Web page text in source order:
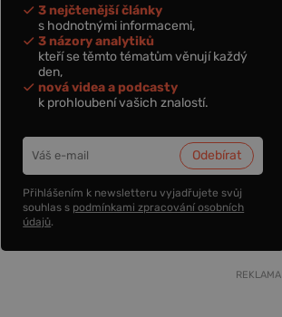
3 nejčtenější články
s hodnotnými informacemi,
3 názory analytiků
kteří se těmto tématům věnují každý
den,
nová videa a podcasty
k prohloubení vašich znalostí.
Přihlášením k newsletteru vyjadřujete svůj
souhlas s podmínkami zpracování osobních
údajů.
REKLAMA